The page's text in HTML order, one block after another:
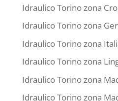
Idraulico Torino zona
Idraulico Torino zona
Idraulico Torino zona
Idraulico Torino zona
Idraulico Torino zona
Idraulico Torino zona